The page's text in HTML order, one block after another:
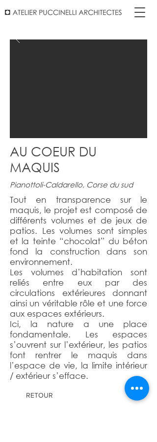
AU COEUR DU
MAQUIS
Tout en transparence sur le
maquis, le projet est composé de
différents volumes et de jeux de
patios. Les volumes sont simples
et la teinte “chocolat” du béton
fond la construction dans son
environnement.
Les volumes d’habitation sont
reliés entre eux par des
circulations extérieures donnant
ainsi un véritable rôle et une force
aux espaces extérieurs.
Ici, la nature a une place
fondamentale. Les espaces
s’ouvrent sur l’extérieur, les patios
font rentrer le maquis dans
l’espace de vie, la limite intérieur
/ extérieur s’efface.
RETOUR
Pianottoli-Caldarello, Corse du sud